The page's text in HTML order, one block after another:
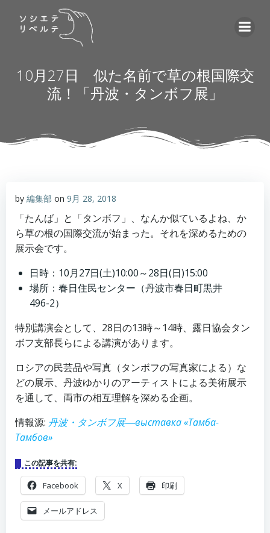
へ
ス
プ
10月27日 似た名前で草の根国際交
流！「丹波・タンボフ展」
by 編集部 on 9月 28, 2018
「たんば」と「タンボフ」、なんか似ているよね、か
ら草の根の国際交流が始まった。それを深めるための
展示会です。
日時：10月27日(土)10:00～28日(日)15:00
場所：春日住民センター（丹波市春日町黒井
496-2）
特別講演会として、28日の13時～14時、露日協会タン
ボフ支部長らによる講演があります。
ロシアの民芸品や写真（タンボフの写真家による）な
どの展示、丹波ゆかりのアーティストによる美術展示
を通して、両市の相互理解を深める企画。
情報源: 丹波・タンボフ展―выставка «Тамба-
Тамбов»
この記事を共有:
Facebook X 印刷
メールアドレス